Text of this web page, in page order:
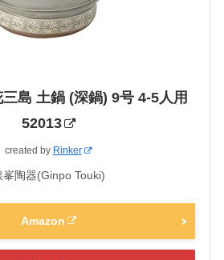
島 土鍋 (深鍋) 9号 4-5人用
52013
created by Rinker
峯陶器(Ginpo Touki)
Amazon